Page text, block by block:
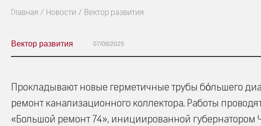
Главная Новости Вектор развития
Вектор развития 07/08/2025
Прокладывают новые герметичные трубы бо́льшего
ремонт канализационного коллектора. Работы
«Большой ремонт 74», инициированной губернатором